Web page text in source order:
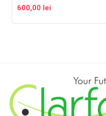
600,00 lei